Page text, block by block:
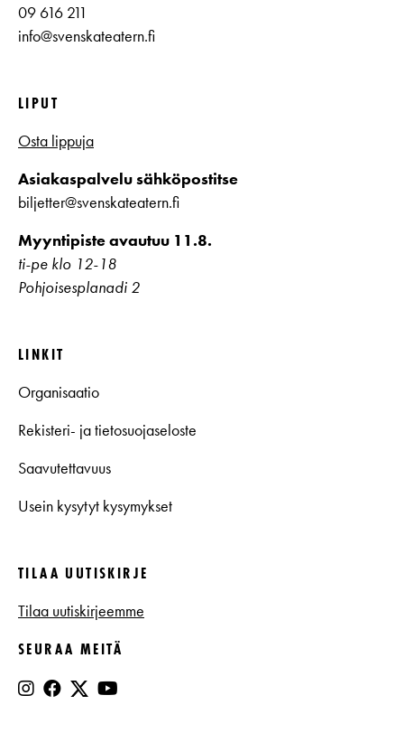
09 616 211
info@svenskateatern.fi
LIPUT
Osta lippuja
Asiakaspalvelu sähköpostitse
biljetter@svenskateatern.fi
Myyntipiste avautuu 11.8.
ti-pe klo 12-18
Pohjoisesplanadi 2
LINKIT
Organisaatio
Rekisteri- ja tietosuojaseloste
Saavutettavuus
Usein kysytyt kysymykset
TILAA UUTISKIRJE
Tilaa uutiskirjeemme
SEURAA MEITÄ